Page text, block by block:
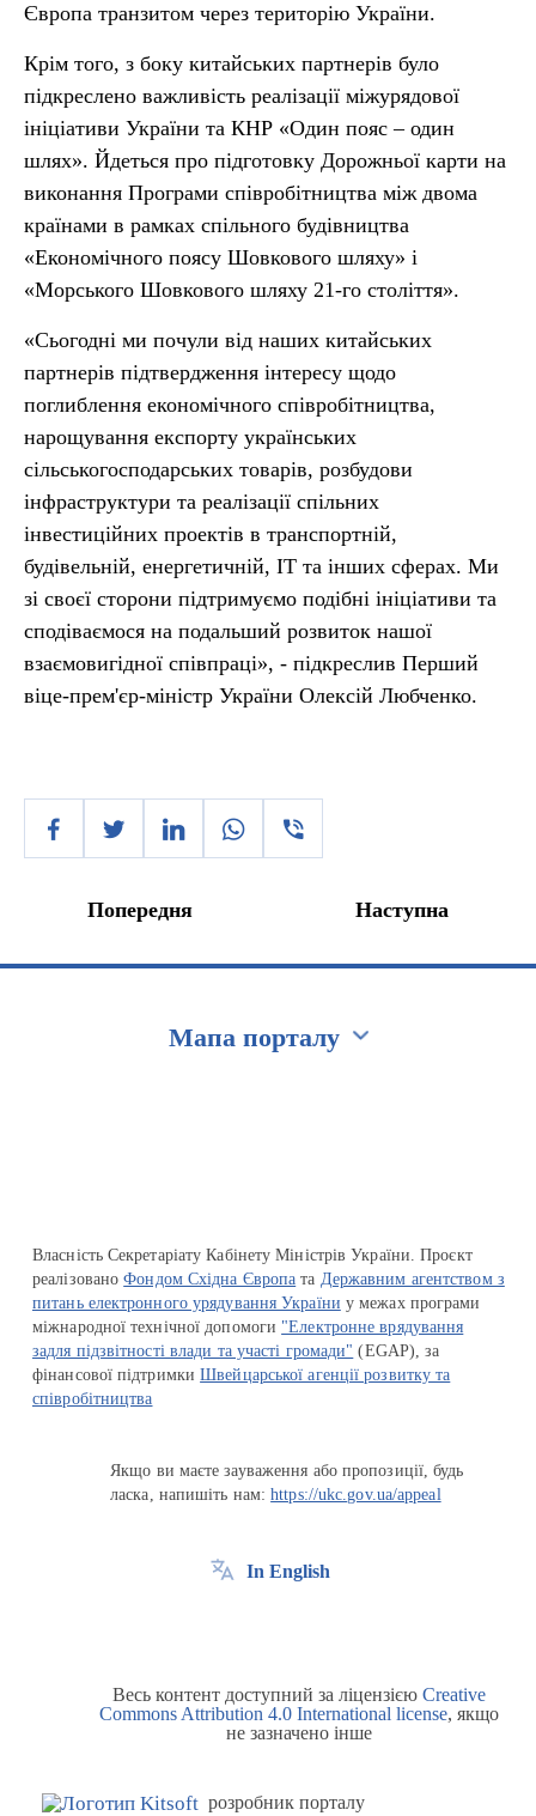
Європа транзитом через територію України.
Крім того, з боку китайських партнерів було
підкреслено важливість реалізації міжурядової
ініціативи України та КНР «Один пояс – один
шлях». Йдеться про підготовку Дорожньої карти на
виконання Програми співробітництва між двома
країнами в рамках спільного будівництва
«Економічного поясу Шовкового шляху» і
«Морського Шовкового шляху 21-го століття».
«Сьогодні ми почули від наших китайських
партнерів підтвердження інтересу щодо
поглиблення економічного співробітництва,
нарощування експорту українських
сільськогосподарських товарів, розбудови
інфраструктури та реалізації спільних
інвестиційних проектів в транспортній,
будівельній, енергетичній, IT та інших сферах. Ми
зі своєї сторони підтримуємо подібні ініціативи та
сподіваємося на подальший розвиток нашої
взаємовигідної співпраці», - підкреслив Перший
віце-прем'єр-міністр України Олексій Любченко.
Попередня Наступна
Мапа порталу
Власність Секретаріату Кабінету Міністрів України. Проєкт
реалізованоФондом Східна Європа та Державним агентством з
питань електронного урядування України у межах програми
міжнародної технічної допомоги "Електронне врядування
задля підзвітності влади та участі громади" (EGAP), за
фінансової підтримкиШвейцарської агенції розвитку та
співробітництва
Якщо ви маєте зауваження або пропозиції, будь
ласка, напишіть нам:https://ukc.gov.ua/appeal
In English
Весь контент доступний за ліцензією Creative
Commons Attribution 4.0 International license, якщо
не зазначено інше
розробник порталу